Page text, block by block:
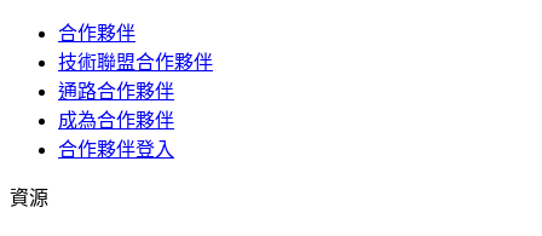
合作夥伴
技術聯盟合作夥伴
通路合作夥伴
成為合作夥伴
合作夥伴登入
資源